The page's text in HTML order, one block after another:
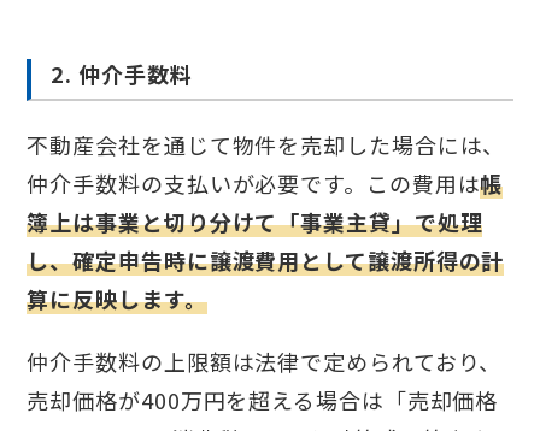
2. 仲介手数料
不動産会社を通じて物件を売却した場合には、
仲介手数料の支払いが必要です。この費用は帳
簿上は事業と切り分けて「事業主貸」で処理
し、確定申告時に譲渡費用として譲渡所得の計
算に反映します。
仲介手数料の上限額は法律で定められており、
売却価格が400万円を超える場合は「売却価格